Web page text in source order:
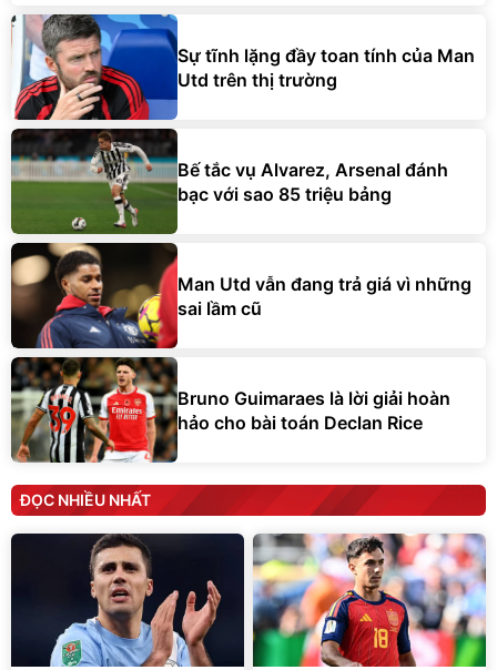
Sự tĩnh lặng đầy toan tính của Man
Utd trên thị trường
Bế tắc vụ Alvarez, Arsenal đánh
bạc với sao 85 triệu bảng
Man Utd vẫn đang trả giá vì những
sai lầm cũ
Bruno Guimaraes là lời giải hoàn
hảo cho bài toán Declan Rice
ĐỌC NHIỀU NHẤT